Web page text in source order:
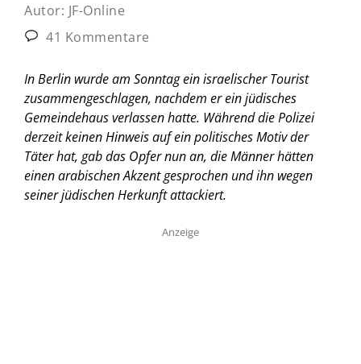
Autor: JF-Online
41 Kommentare
In Berlin wurde am Sonntag ein israelischer Tourist
zusammengeschlagen, nachdem er ein jüdisches
Gemeindehaus verlassen hatte. Während die Polizei
derzeit keinen Hinweis auf ein politisches Motiv der
Täter hat, gab das Opfer nun an, die Männer hätten
einen arabischen Akzent gesprochen und ihn wegen
seiner jüdischen Herkunft attackiert.
Anzeige